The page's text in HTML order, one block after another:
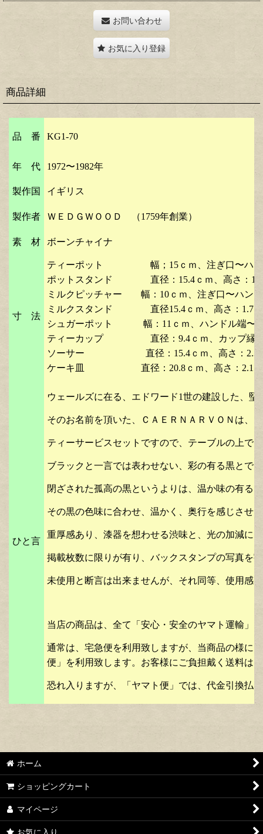
お問い合わせ
お気に入り登録
商品詳細
品 番 KG1-70
年 代 1972〜1982年
製作国 イギリス
製作者 ＷＥＤＧＷＯＯＤ （1759年創業）
素 材 ボーンチャイナ
寸 法
ティーポット 幅；15ｃｍ、注ぎ口〜
ポットスタンド 直径：15.4ｃｍ、高さ：1.7
ミルクピッチャー 幅：10ｃｍ、注ぎ口〜ハンド
ミルクスタンド 直径15.4ｃｍ、高さ：1.7
シュガーポット 幅：11ｃｍ、ハンドル端〜ハ
ティーカップ 直径：9.4ｃｍ、カップ縁〜
ソーサー 直径：15.4ｃｍ、高さ：2.3
ケーキ皿 直径：20.8ｃｍ、高さ：2.1
ひと言
ウェールズに在る、エドワード1世の建設した、
そのお名前を頂いた、ＣＡＥＲＮＡＲＶＯＮは、
ティーサービスセットですので、テーブルの上で
ブラックと一言では表わせない、彩の有る黒とで
閉ざされた孤高の黒というよりは、温か味の有る
その黒の色味に合わせ、温かく、奥行を感じさせ
重厚感あり、漆器を想わせる渋味と、光の加減に
掲載枚数に限りが有り、バックスタンプの写真を
未使用と断言は出来ませんが、それ同等、使用感
当店の商品は、全て「安心・安全のヤマト運輸」
通常は、宅急便を利用致しますが、当商品の様に
便」を利用致します。お客様にご負担戴く送料は
恐れ入りますが、「ヤマト便」では、代金引換払
ホーム
ショッピングカート
マイページ